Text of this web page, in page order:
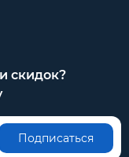
скидок?
Подписаться